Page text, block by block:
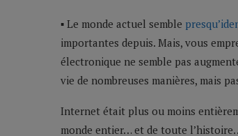
▪ Le monde actuel semble
importantes depuis. Mais, vous
électronique ne semble pas
vie de nombreuses manières, mais
Internet était plus ou moins
monde entier… et de toute